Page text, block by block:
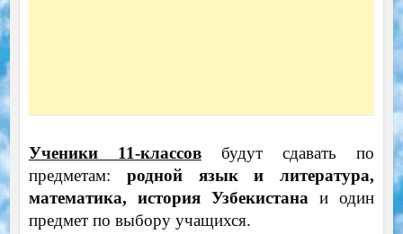
Ученики 11-классовбудут сдавать по
предметам: родной язык и литература,
математика, история Узбекистана и один
предмет по выбору учащихся.